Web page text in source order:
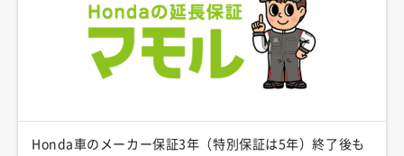
Honda車のメーカー保証3年（特別保証は5年）終了後も